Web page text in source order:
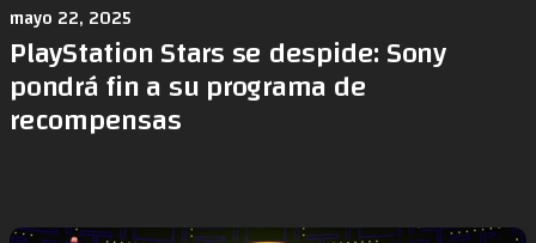
mayo 22, 2025
PlayStation Stars se despide: Sony
pondrá fin a su programa de
recompensas